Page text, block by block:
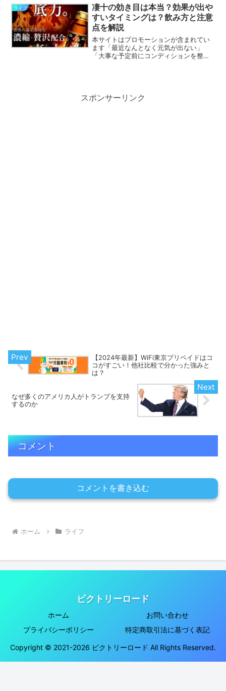
ブリをはじめとする害虫を遠ざける効果
があるとされています。...
ライフ
凄十の効き目は本当？効果が出や
すいタイミングは？飲み方と注意
点を解説
本サイトはプロモーションが含まれてい
ます「最近なんとなく元気が出ない」
「大事な予定前にコンディションを整え
スポンサーリンク
【2024年最新】WiFi東京プリペイドはコ
コがすごい！他社比較で分かった強みと
は？
なぜ多くのアメリカ人がトランプを支持
するのか
コメント
コメントを書き込む
ホーム ライフ
ビクトリーロード
ホーム
お問い合わせ
プライバシーポリシー
特定商取引法に基づく表記
Copyright © 2021-2026 ビクトリーロード All Rights Reserved.